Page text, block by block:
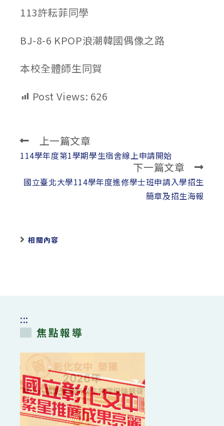
113許耘菲同學
BJ-8-6 KPOP浪潮韓國偶像之路
本校全體師生同賀
Post Views: 626
Read
more
上一篇文章
114學年度第1學期學生宿舍線上申請開始
下一篇文章
國立臺北大學114學年度進修學士班申請入學招生
簡章及招生海報
相關內容
:::
焦點報導